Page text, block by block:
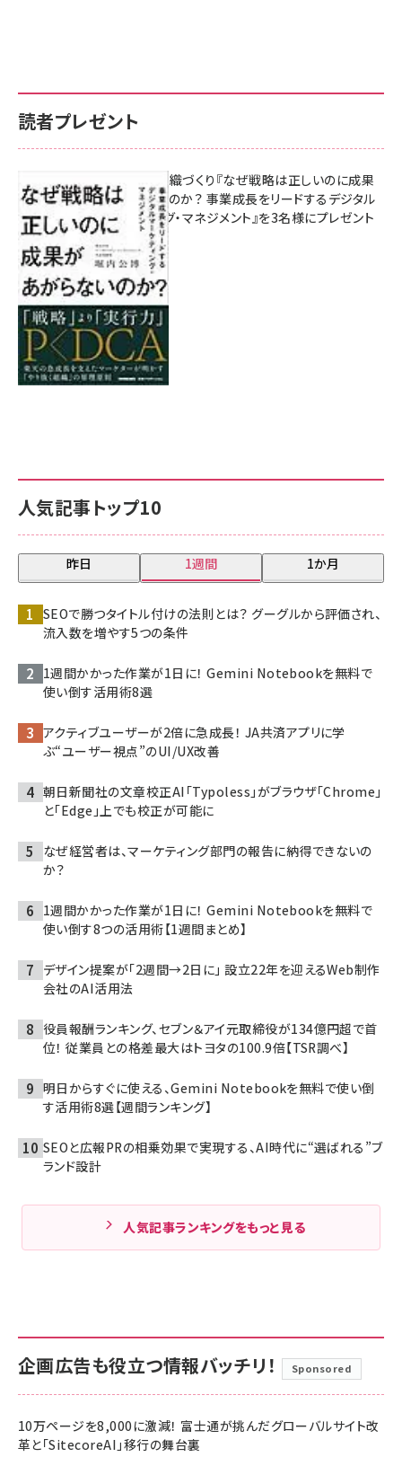
人気記事トップ10
昨日 1週間 1か月
SEOで勝つタイトル付けの法則とは？ グーグルから評価され、
流入数を増やす5つの条件
1週間かかった作業が1日に！ Gemini Notebookを無料で
使い倒す活用術8選
アクティブユーザーが2倍に急成長！ JA共済アプリに学
ぶ“ユーザー視点”のUI/UX改善
朝日新聞社の文章校正AI「Typoless」がブラウザ「Chrome」
と「Edge」上でも校正が可能に
なぜ経営者は、マーケティング部門の報告に納得できないの
か？
1週間かかった作業が1日に！ Gemini Notebookを無料で
使い倒す8つの活用術【1週間まとめ】
デザイン提案が「2週間→2日に」 設立22年を迎えるWeb制作
会社のAI活用法
役員報酬ランキング、セブン＆アイ元取締役が134億円超で首
位！ 従業員との格差最大はトヨタの100.9倍【TSR調べ】
明日からすぐに使える、Gemini Notebookを無料で使い倒
す活用術8選【週間ランキング】
SEOと広報PRの相乗効果で実現する、AI時代に“選ばれる”ブ
ランド設計
人気記事ランキングをもっと見る
読者プレゼント
成果を生む組織づくり『なぜ戦略は正しいのに成果
があがらないのか？ 事業成長をリードするデジタル
マーケティング・マネジメント』を3名様にプレゼント
8月7日 10:00
企画広告も役立つ情報バッチリ！ Sponsored
10万ページを8,000に激減！ 富士通が挑んだグローバルサイト改
革と「SitecoreAI」移行の舞台裏